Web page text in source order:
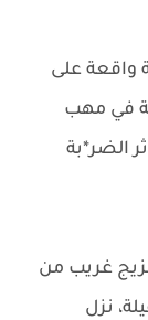
واقعة على
في مهب
الضر*بة
غريب من
نزل